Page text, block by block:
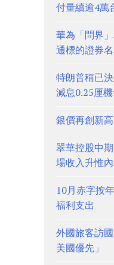
付量續逾4
華為「問界
通標的證券
特朗普稱已
減息0.25厘
銀價再創新
翠華控股中
場收入升惟
10月赤字按
福利支出
外國旅客訪
美國優先」